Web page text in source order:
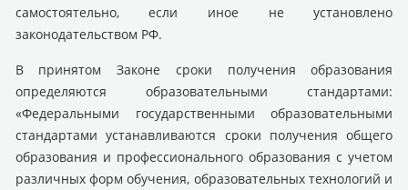
самостоятельно, если иное не установлено
законодательством РФ.
В принятом Законе сроки получения образования
определяются образовательными стандартами:
«Федеральными государственными образовательными
стандартами устанавливаются сроки получения общего
образования и профессионального образования с учетом
различных форм обучения, образовательных технологий и